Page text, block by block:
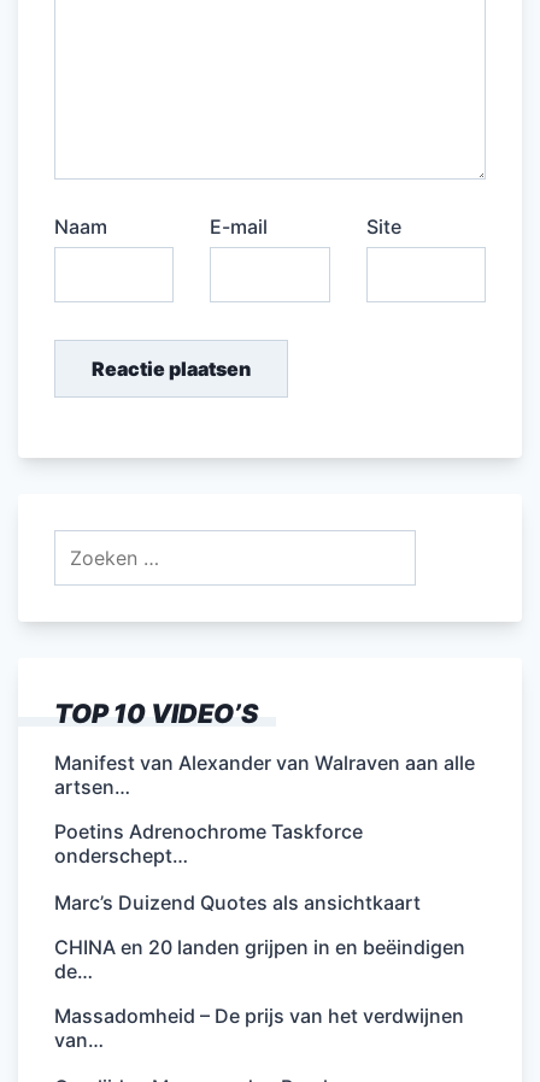
Naam E-mail Site
TOP 10 VIDEO’S
Manifest van Alexander van Walraven aan alle
artsen…
Poetins Adrenochrome Taskforce
onderschept…
Marc’s Duizend Quotes als ansichtkaart
CHINA en 20 landen grijpen in en beëindigen
de…
Massadomheid – De prijs van het verdwijnen
van…